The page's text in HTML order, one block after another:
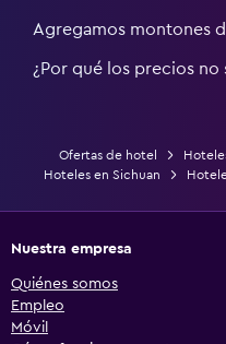
Agregamos montones
¿Por qué los precios no
Ofertas de hotel
Hoteles en Sichuan
Nuestra empresa
Quiénes somos
Empleo
Móvil